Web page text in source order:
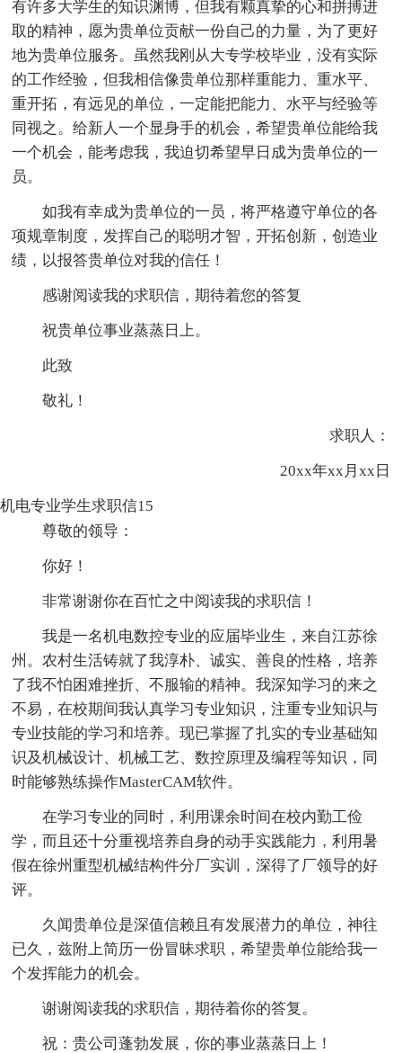
有许多大学生的知识渊博，但我有颗真挚的心和拼搏进
取的精神，愿为贵单位贡献一份自己的力量，为了更好
地为贵单位服务。虽然我刚从大专学校毕业，没有实际
的工作经验，但我相信像贵单位那样重能力、重水平、
重开拓，有远见的单位，一定能把能力、水平与经验等
同视之。给新人一个显身手的机会，希望贵单位能给我
一个机会，能考虑我，我迫切希望早日成为贵单位的一
员。
如我有幸成为贵单位的一员，将严格遵守单位的各
项规章制度，发挥自己的聪明才智，开拓创新，创造业
绩，以报答贵单位对我的信任！
感谢阅读我的求职信，期待着您的答复
祝贵单位事业蒸蒸日上。
此致
敬礼！
求职人：
20xx年xx月xx日
机电专业学生求职信15
尊敬的领导：
你好！
非常谢谢你在百忙之中阅读我的求职信！
我是一名机电数控专业的应届毕业生，来自江苏徐
州。农村生活铸就了我淳朴、诚实、善良的性格，培养
了我不怕困难挫折、不服输的精神。我深知学习的来之
不易，在校期间我认真学习专业知识，注重专业知识与
专业技能的学习和培养。现已掌握了扎实的专业基础知
识及机械设计、机械工艺、数控原理及编程等知识，同
时能够熟练操作MasterCAM软件。
在学习专业的同时，利用课余时间在校内勤工俭
学，而且还十分重视培养自身的动手实践能力，利用暑
假在徐州重型机械结构件分厂实训，深得了厂领导的好
评。
久闻贵单位是深值信赖且有发展潜力的单位，神往
已久，兹附上简历一份冒昧求职，希望贵单位能给我一
个发挥能力的机会。
谢谢阅读我的求职信，期待着你的答复。
祝：贵公司蓬勃发展，你的事业蒸蒸日上！